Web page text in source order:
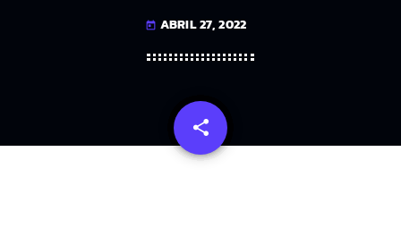
today ABRIL 27, 2022
share
email